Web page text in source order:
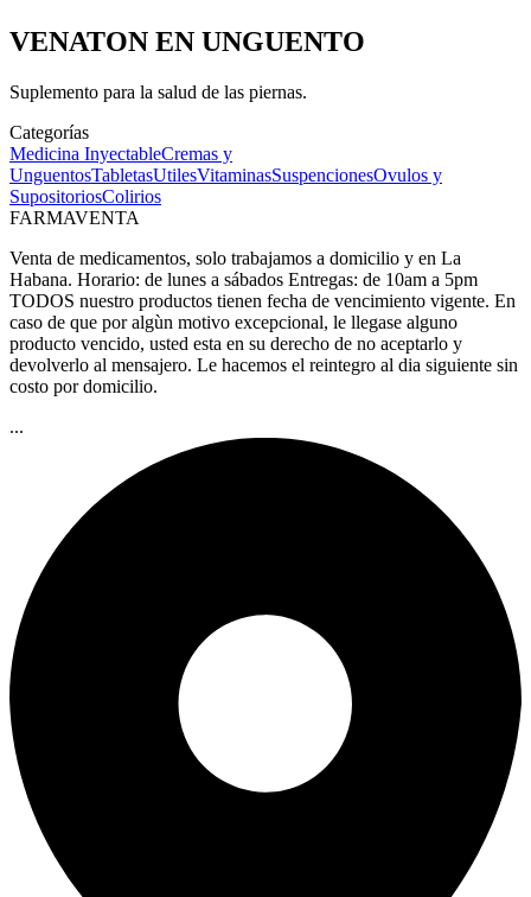
VENATON EN UNGUENTO
Suplemento para la salud de las piernas.
Categorías
Medicina InyectableCremas y
UnguentosTabletasUtilesVitaminasSuspencionesOvulos y
SupositoriosColirios
FARMAVENTA
Venta de medicamentos, solo trabajamos a domicilio y en La
Habana. Horario: de lunes a sábados Entregas: de 10am a 5pm
TODOS nuestro productos tienen fecha de vencimiento vigente. En
caso de que por algùn motivo excepcional, le llegase alguno
producto vencido, usted esta en su derecho de no aceptarlo y
devolverlo al mensajero. Le hacemos el reintegro al dia siguiente sin
costo por domicilio.
...